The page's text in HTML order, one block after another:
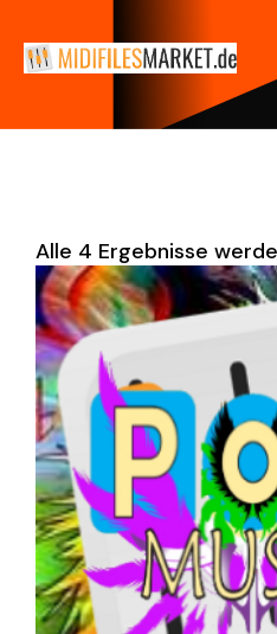
Alle 4 Ergebnisse